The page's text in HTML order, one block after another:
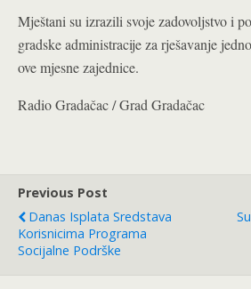
Mještani su izrazili svoje zadovoljstvo i
gradske administracije za rješavanje
ove mjesne zajednice.
Radio Gradačac / Grad Gradačac
Previous Post
Danas Isplata Sredstava
Korisnicima Programa
Socijalne Podrške